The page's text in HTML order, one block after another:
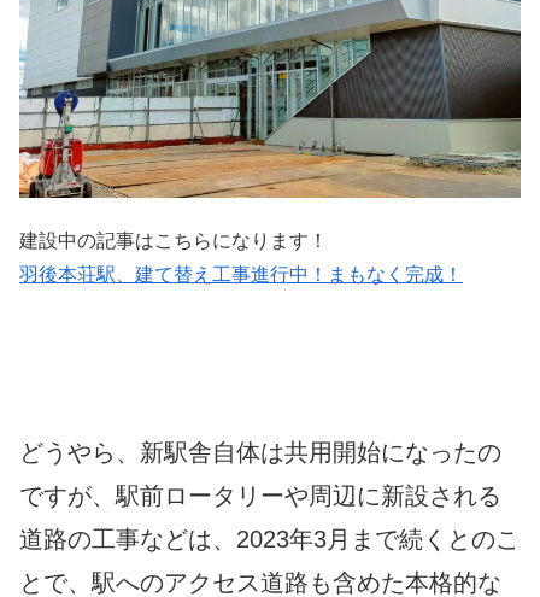
建設中の記事はこちらになります！
羽後本荘駅、建て替え工事進行中！まもなく完成！
どうやら、新駅舎自体は共用開始になったの
ですが、駅前ロータリーや周辺に新設される
道路の工事などは、2023年3月まで続くとのこ
とで、駅へのアクセス道路も含めた本格的な